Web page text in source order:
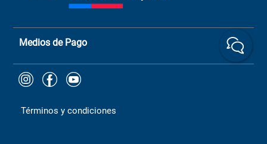
+56 9 9888 9549
Medios de Pago
Términos y condiciones